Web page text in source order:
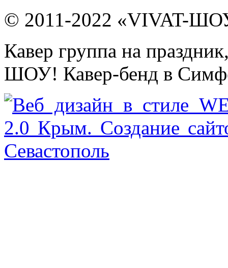
© 2011-2022 «VIVAT-
Кавер группа на
ШОУ! Кавер-бенд в